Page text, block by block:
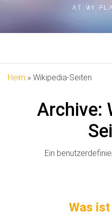
Auf meinem
Heim » Wikipedia-Seiten
Archive:
Ein
Was ist